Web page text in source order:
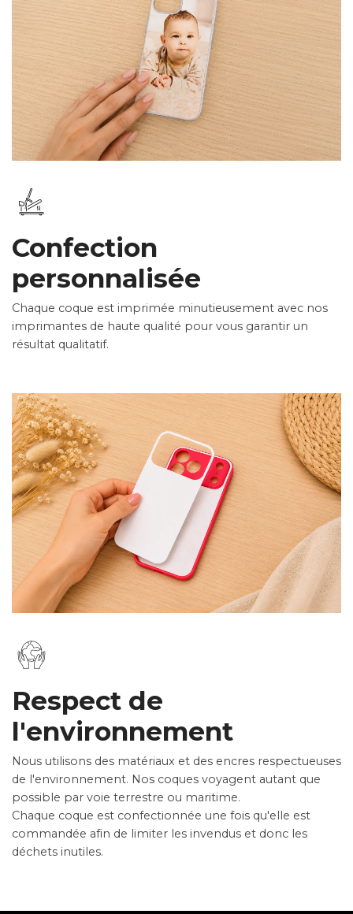
Confection
personnalisée
Chaque coque est imprimée minutieusement avec nos
imprimantes de haute qualité pour vous garantir un
résultat qualitatif.
Respect de
l'environnement
Nous utilisons des matériaux et des encres respectueuses
de l'environnement. Nos coques voyagent autant que
possible par voie terrestre ou maritime.
Chaque coque est confectionnée une fois qu'elle est
commandée afin de limiter les invendus et donc les
déchets inutiles.